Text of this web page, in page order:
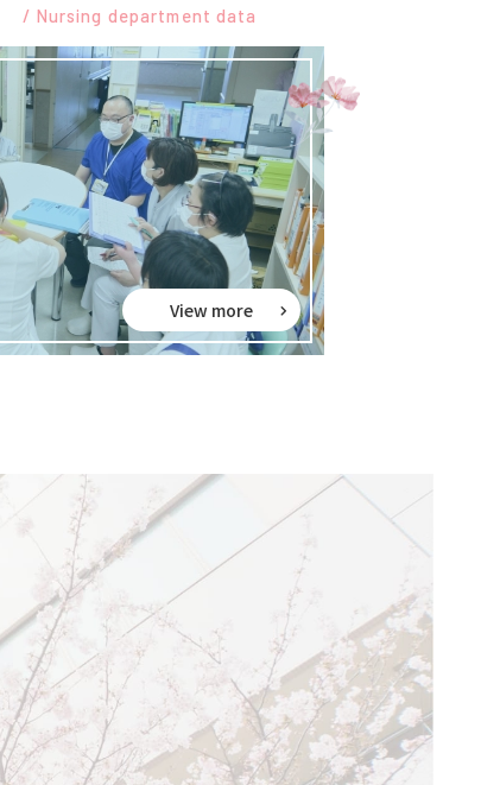
/ Nursing department data
View more